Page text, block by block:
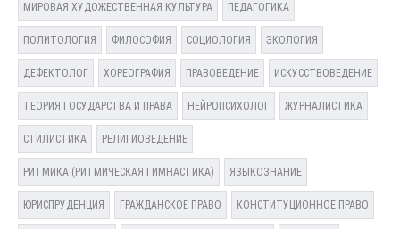
МИРОВАЯ ХУДОЖЕСТВЕННАЯ КУЛЬТУРА ПЕДАГОГИКА
ПОЛИТОЛОГИЯ ФИЛОСОФИЯ СОЦИОЛОГИЯ ЭКОЛОГИЯ
ДЕФЕКТОЛОГ ХОРЕОГРАФИЯ ПРАВОВЕДЕНИЕ ИСКУССТВОВЕДЕНИЕ
ТЕОРИЯ ГОСУДАРСТВА И ПРАВА НЕЙРОПСИХОЛОГ ЖУРНАЛИСТИКА
СТИЛИСТИКА РЕЛИГИОВЕДЕНИЕ
РИТМИКА (РИТМИЧЕСКАЯ ГИМНАСТИКА) ЯЗЫКОЗНАНИЕ
ЮРИСПРУДЕНЦИЯ ГРАЖДАНСКОЕ ПРАВО КОНСТИТУЦИОННОЕ ПРАВО